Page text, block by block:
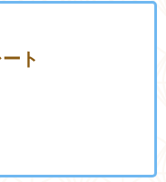
ト